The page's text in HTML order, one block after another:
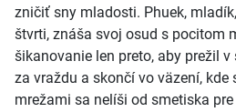
zničiť sny mladosti. Phuek,
štvrti, znáša svoj osud s pocitom
šikanovanie len preto, aby prežil
za vraždu a skončí vo väzení, kde
mrežami sa nelíši od smetiska